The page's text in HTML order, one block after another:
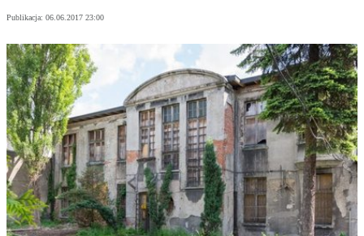
Publikacja: 06.06.2017 23:00